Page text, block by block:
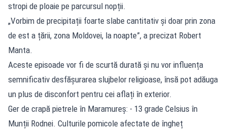
stropi de ploaie pe parcursul nopții.
„Vorbim de precipitații foarte slabe cantitativ și doar prin zona
de est a țării, zona Moldovei, la noapte”, a precizat Robert
Manta.
Aceste episoade vor fi de scurtă durată și nu vor influența
semnificativ desfășurarea slujbelor religioase, însă pot adăuga
un plus de disconfort pentru cei aflați în exterior.
Ger de crapă pietrele în Maramureș: - 13 grade Celsius în
Munții Rodnei. Culturile pomicole afectate de îngheț